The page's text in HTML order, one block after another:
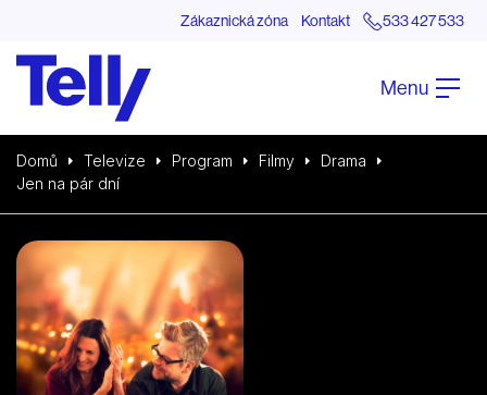
Zákaznická zóna Kontakt 533 427 533
Menu
Domů Televize Program Filmy
Drama
Jen na pár dní